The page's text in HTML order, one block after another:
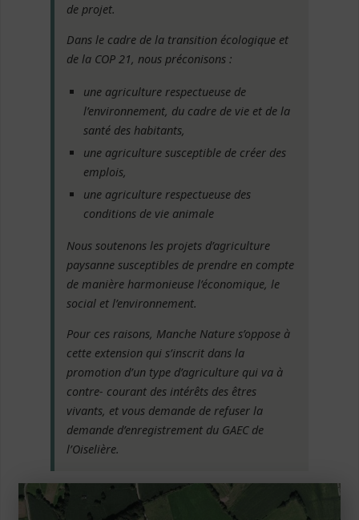
de projet.
Dans le cadre de la transition écologique et
de la COP 21, nous préconisons :
une agriculture respectueuse de
l’environnement, du cadre de vie et de la
santé des habitants,
une agriculture susceptible de créer des
emplois,
une agriculture respectueuse des
conditions de vie animale
Nous soutenons les projets d’agriculture
paysanne susceptibles de prendre en compte
de manière harmonieuse l’économique, le
social et l’environnement.
Pour ces raisons, Manche Nature s’oppose à
cette extension qui s’inscrit dans la
promotion d’un type d’agriculture qui va à
contre- courant des intérêts des êtres
vivants, et vous demande de refuser la
demande d’enregistrement du GAEC de
l’Oiselière.